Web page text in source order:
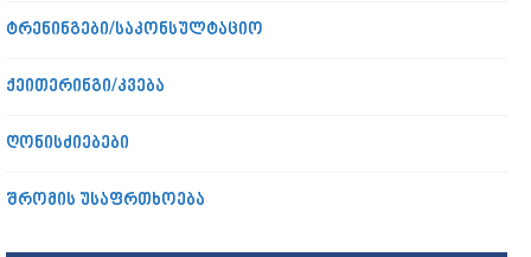
ტრენინგები/საკონსულტაციო
ქეითერინგი/კვება
ღონისძიებები
შრომის უსაფრთხოება